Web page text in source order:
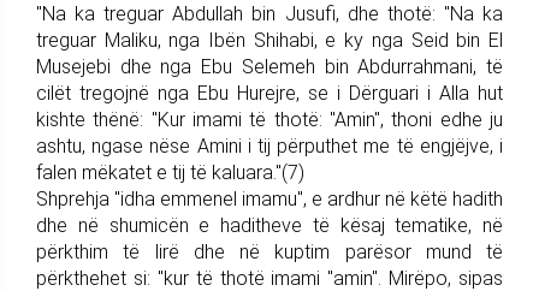
"Na ka treguar Abdullah bin Jusufi, dhe thotë: "Na ka
treguar Maliku, nga Ibën Shihabi, e ky nga Seid bin El
Musejebi dhe nga Ebu Selemeh bin Abdurrahmani, të
cilët tregojnë nga Ebu Hurejre, se i Dërguari i Alla hut
kishte thënë: "Kur imami të thotë: "Amin", thoni edhe ju
ashtu, ngase nëse Amini i tij përputhet me të engjëjve, i
falen mëkatet e tij të kaluara."(7)
Shprehja "idha emmenel imamu", e ardhur në këtë hadith
dhe në shumicën e haditheve të kësaj tematike, në
përkthim të lirë dhe në kuptim parësor mund të
përkthehet si: "kur të thotë imami "amin". Mirëpo, sipas